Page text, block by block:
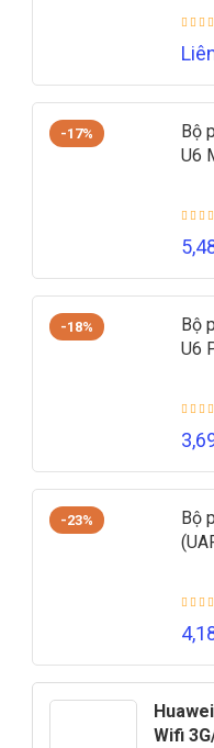
-17%
Bộ
U6
-18%
Bộ
U6
-23%
Bộ
Wifi